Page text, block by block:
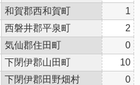
和賀郡西和賀町
1
西磐井郡平泉町
2
気仙郡住田町
0
下閉伊郡山田町
10
下閉伊郡田野畑村
0